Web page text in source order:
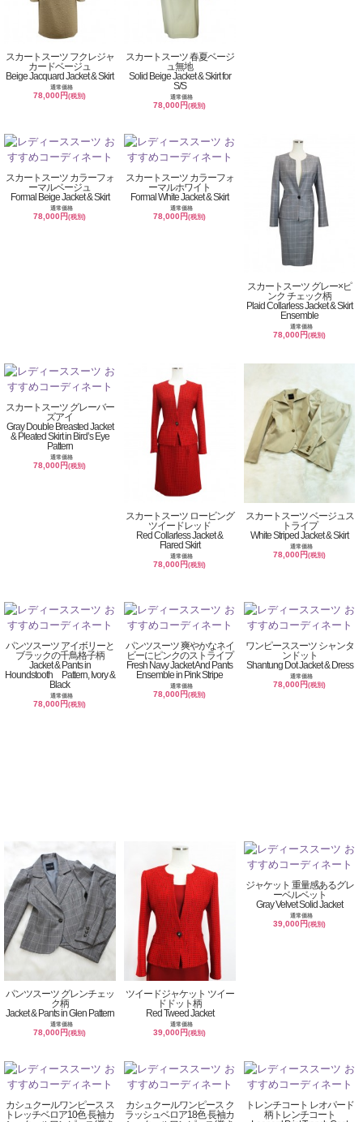
スカートスーツ フクレジャ
カードベージュ
Beige Jacquard Jacket & Skirt
通常価格
78,000円(税別)
スカートスーツ 春夏ベージ
ュ無地
Solid Beige Jacket & Skirt for
S/S
通常価格
78,000円(税別)
スカートスーツ カラーフォ
ーマルベージュ
Formal Beige Jacket & Skirt
通常価格
78,000円(税別)
スカートスーツ カラーフォ
ーマルホワイト
Formal White Jacket & Skirt
通常価格
78,000円(税別)
スカートスーツ グレー×ピ
ンク チェック柄
Plaid Collarless Jacket & Skirt
Ensemble
通常価格
78,000円(税別)
スカートスーツ グレーバー
ズアイ
Gray Double Breasted Jacket
& Pleated Skirt in Bird’s Eye
Pattern
通常価格
78,000円(税別)
スカートスーツ ロービング
ツイードレッド
Red Collarless Jacket &
Flared Skirt
通常価格
78,000円(税別)
スカートスーツ ベージュス
トライプ
White Striped Jacket & Skirt
通常価格
78,000円(税別)
パンツスーツ アイボリーと
ブラックの千鳥格子柄
Jacket & Pants in
Houndstooth Pattern, Ivory &
Black
通常価格
78,000円(税別)
パンツスーツ 爽やかなネイ
ビーにピンクのストライプ
Fresh Navy Jacket And Pants
Ensemble in Pink Stripe
通常価格
78,000円(税別)
ワンピーススーツ シャンタ
ンドット
Shantung Dot Jacket & Dress
通常価格
78,000円(税別)
パンツスーツ グレンチェッ
ク柄
Jacket & Pants in Glen Pattern
通常価格
78,000円(税別)
ツイードジャケット ツイー
ドドット柄
Red Tweed Jacket
通常価格
39,000円(税別)
ジャケット 重量感あるグレ
ーベルベット
Gray Velvet Solid Jacket
通常価格
39,000円(税別)
カシュクールワンピース ス
トレッチベロア10色 長袖カ
カシュクールワンピース ク
ラッシュベロア18色 長袖カ
トレンチコート レオパード
柄トレンチコート